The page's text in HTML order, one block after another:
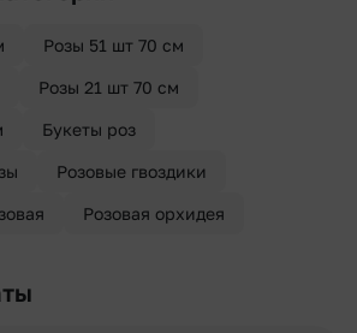
Розы 51 шт 70 см
Розы 21 шт 70 см
Букеты роз
Розовые гвоздики
Розовая орхидея